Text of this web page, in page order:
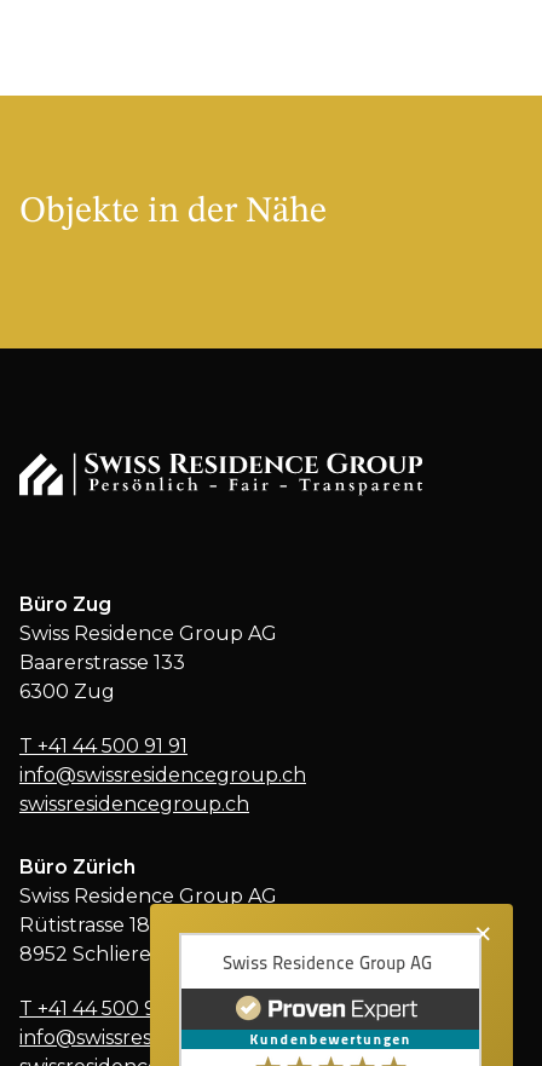
×
Objekte in der Nähe
Büro Zug
Swiss Residence Group AG
Baarerstrasse 133
6300 Zug
T +41 44 500 91 91
info@swissresidencegroup.ch
swissresidencegroup.ch
Büro Zürich
Swiss Residence Group AG
Rütistrasse 18
8952 Schlieren
T +41 44 500 91 91
info@swissresidencegroup.ch